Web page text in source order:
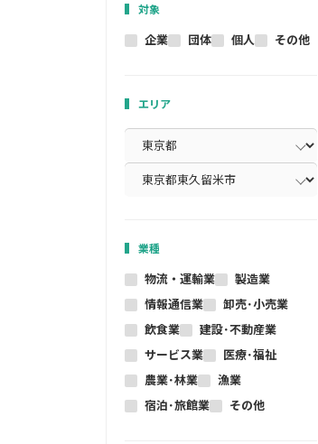
対象
企業 団体 個人 その他
エリア
業種
物流・運輸業
製造業
情報通信業
卸売･小売業
飲食業
建設･不動産業
サービス業
医療･福祉
農業･林業
漁業
宿泊･旅館業
その他